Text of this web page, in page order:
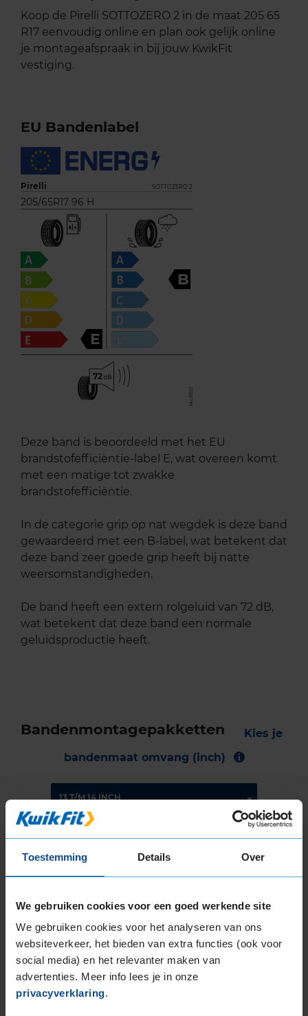
Toestemming Details Over
We gebruiken cookies voor een goed werkende site
We gebruiken cookies voor het analyseren van ons
websiteverkeer, het bieden van extra functies (ook voor
social media) en het relevanter maken van
advertenties. Meer info lees je in onze
privacyverklaring.
Koop de Pirelli SOTTOZERO 2 in de maat 205 65
R17 eenvoudig online en plan ook gelijk online
je montageafspraak in bij jouw KwikFit
vestiging.
EU Bandenlabel
Pirelli SOTTOZERO 2
205/65R17 96 H
E
B
72
Deze band is beoordeeld met het EU
brandstofefficiëntie-label E, wat overeen komt
met een matige tot zwakke
brandstofefficiëntie.
In de categorie grip op nat wegdek is deze band
gewaardeerd met een B-label, wat betekent dat
deze band zeer goede grip heeft bij natte
weersomstandigheden.
De band heeft een extern rolgeluid van 72 dB,
wat betekent dat deze band een normale
geluidsproductie heeft.
Bandenmontagepakketten
Kies je
bandenmaat omvang (inch)
Montage Veilig & Zeker
Per band € 40,-
Balanceren
Ventiel of TPMS service
Stikstof